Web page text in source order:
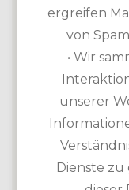
Golfplatz
Länge:
Handicap
Etikette:
zusätzliche
ergreifen
von
• Wir
unserer
Dienste